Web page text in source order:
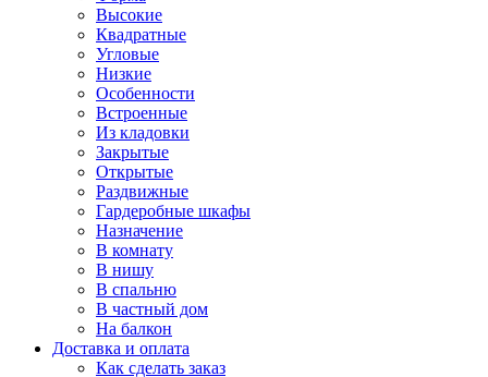
Высокие
Квадратные
Угловые
Низкие
Особенности
Встроенные
Из кладовки
Закрытые
Открытые
Раздвижные
Гардеробные шкафы
Назначение
В комнату
В нишу
В спальню
В частный дом
На балкон
Доставка и оплата
Как сделать заказ